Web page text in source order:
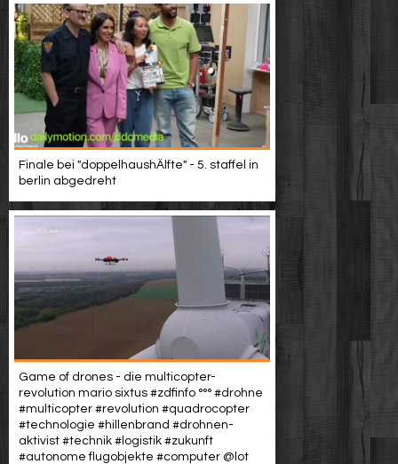
Finale bei "doppelhaushÄlfte" - 5. staffel in
berlin abgedreht
Game of drones - die multicopter-
revolution mario sixtus #zdfinfo °°° #drohne
#multicopter #revolution #quadrocopter
#technologie #hillenbrand #drohnen-
aktivist #technik #logistik #zukunft
#autonome flugobjekte #computer @lot